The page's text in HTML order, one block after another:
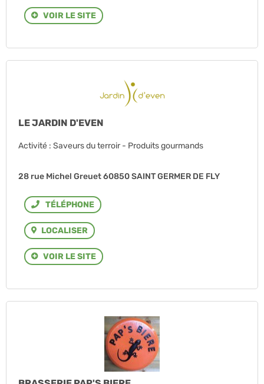
VOIR LE SITE
LE JARDIN D'EVEN
Activité : Saveurs du terroir - Produits gourmands
28 rue Michel Greuet 60850 SAINT GERMER DE FLY
Téléphone
LOCALISER
VOIR LE SITE